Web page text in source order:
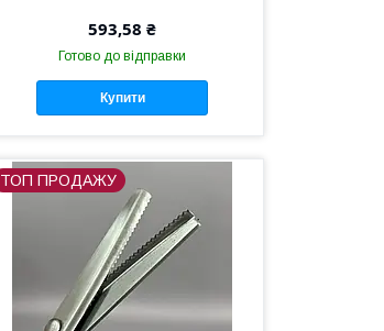
593,58 ₴
Готово до відправки
Купити
ТОП ПРОДАЖУ